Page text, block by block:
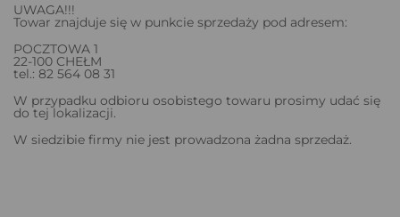
UWAGA!!!
Towar znajduje się w punkcie sprzedaży pod adresem:
POCZTOWA 1
22-100 CHEŁM
tel.: 82 564 08 31
W przypadku odbioru osobistego towaru prosimy udać się
do tej lokalizacji.
W siedzibie firmy nie jest prowadzona żadna sprzedaż.